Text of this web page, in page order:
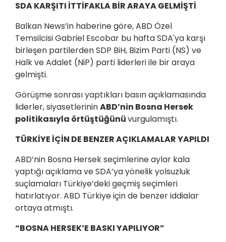
SDA KARŞITI İTTİFAKLA BİR ARAYA GELMİŞTİ
Balkan News’in haberine göre, ABD Özel
Temsilcisi Gabriel Escobar bu hafta SDA'ya karşı
birleşen partilerden SDP BiH, Bizim Parti (NS) ve
Halk ve Adalet (NiP) parti liderleri ile bir araya
gelmişti.
Görüşme sonrası yaptıkları basın açıklamasında
liderler, siyasetlerininABD’nin Bosna Hersek
politikasıyla örtüştüğünüvurgulamıştı.
TÜRKİYE İÇİN DE BENZER AÇIKLAMALAR YAPILDI
ABD’nin Bosna Hersek seçimlerine aylar kala
yaptığı açıklama ve SDA’ya yönelik yolsuzluk
suçlamaları Türkiye’deki geçmiş seçimleri
hatırlatıyor. ABD Türkiye için de benzer iddialar
ortaya atmıştı.
“BOSNA HERSEK’E BASKI YAPILIYOR”